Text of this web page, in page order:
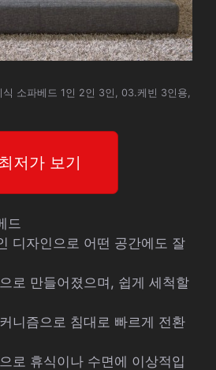
소파베드 1인 2인 3인, 03.케빈 3인용,
저가 보기
드
디자인으로 어떤 공간에도 잘
로 만들어졌으며, 쉽게 세척할
니즘으로 침대로 빠르게 전환
로 휴식이나 수면에 이상적입